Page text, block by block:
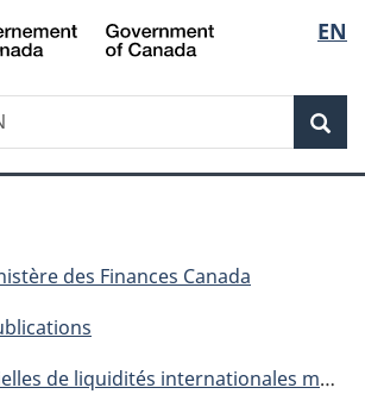
Passer
au
Passer
au
Passer
à
du
Passer
à
simplifiée
de
la
EN
des Finances Canada
de liquidités internationales mensuelles